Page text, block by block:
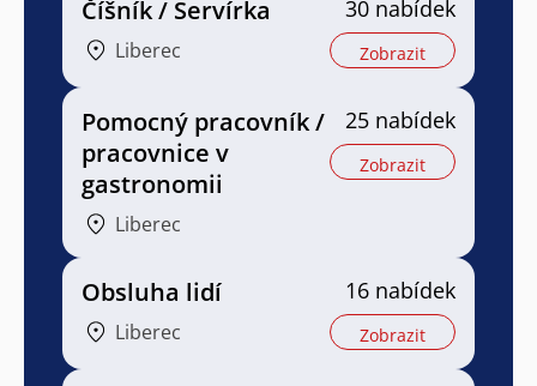
Číšník / Servírka
Liberec
30 nabídek
Zobrazit
Pomocný pracovník /
pracovnice v
gastronomii
Liberec
25 nabídek
Zobrazit
Obsluha lidí
Liberec
16 nabídek
Zobrazit